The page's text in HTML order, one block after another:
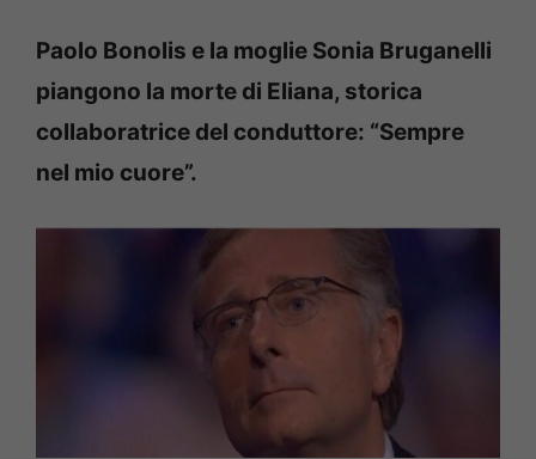
Paolo Bonolis e la moglie Sonia Bruganelli
piangono la morte di Eliana, storica
collaboratrice del conduttore: “Sempre
nel mio cuore”.